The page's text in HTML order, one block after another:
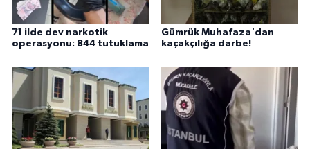
71 ilde dev narkotik
operasyonu: 844 tutuklama
Gümrük Muhafaza'dan
kaçakçılığa darbe!